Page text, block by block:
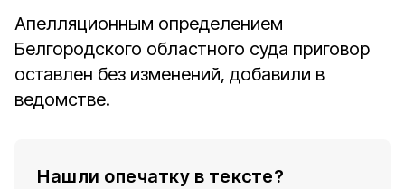
Апелляционным определением
Белгородского областного суда приговор
оставлен без изменений, добавили в
ведомстве.
Нашли опечатку в тексте?